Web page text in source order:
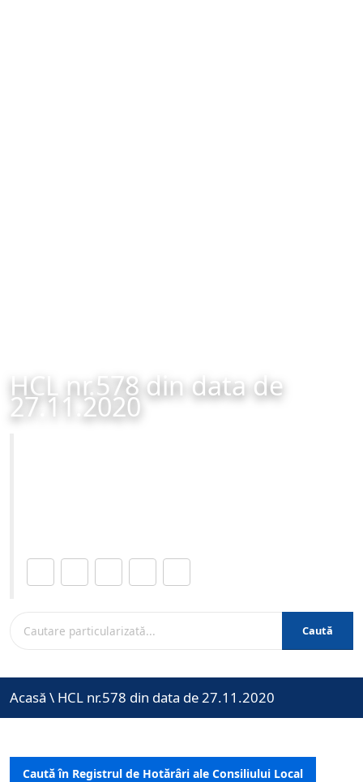
HCL nr.578 din data de
27.11.2020
Caută
Acasă \ HCL nr.578 din data de 27.11.2020
Caută în Registrul de Hotărâri ale Consiliului Local